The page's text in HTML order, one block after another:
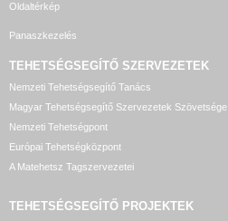
Oldaltérkép
Panaszkezelés
TEHETSÉGSEGÍTŐ SZERVEZETEK
Nemzeti Tehetségsegítő Tanács
Magyar Tehetségsegítő Szervezetek Szövetsége
Nemzeti Tehetségpont
Európai Tehetségközpont
A Matehetsz Tagszervezetei
TEHETSÉGSEGÍTŐ PROJEKTEK